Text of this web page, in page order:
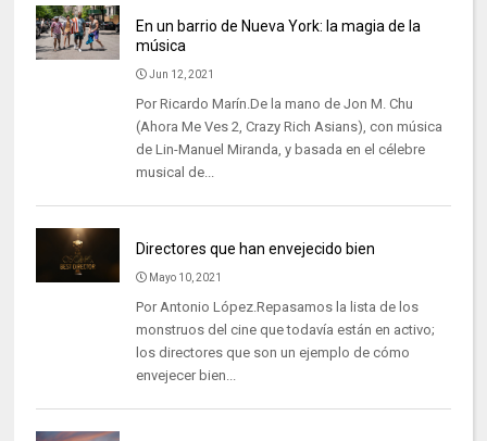
En un barrio de Nueva York: la magia de la
música
Jun 12, 2021
Por Ricardo Marín.De la mano de Jon M. Chu
(Ahora Me Ves 2, Crazy Rich Asians), con música
de Lin-Manuel Miranda, y basada en el célebre
musical de...
Directores que han envejecido bien
Mayo 10, 2021
Por Antonio López.Repasamos la lista de los
monstruos del cine que todavía están en activo;
los directores que son un ejemplo de cómo
envejecer bien...